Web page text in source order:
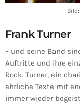
Frank Turner
– und seine Band
Auftritte und ihre
Rock. Turner, ein
ehrliche Texte mit
immer wieder